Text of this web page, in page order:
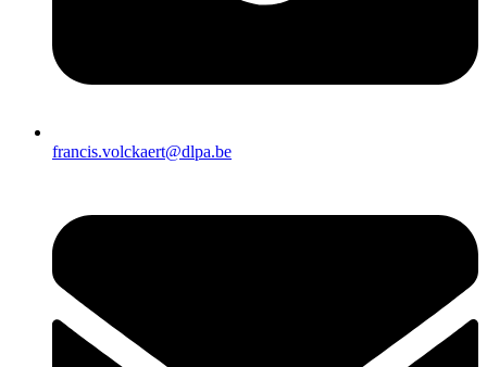
francis.volckaert@dlpa.be